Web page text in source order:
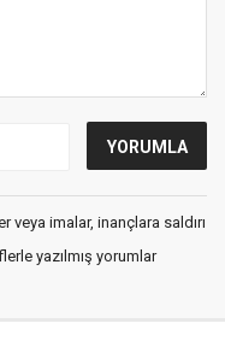
imalar, inançlara saldırı
yazılmış yorumlar